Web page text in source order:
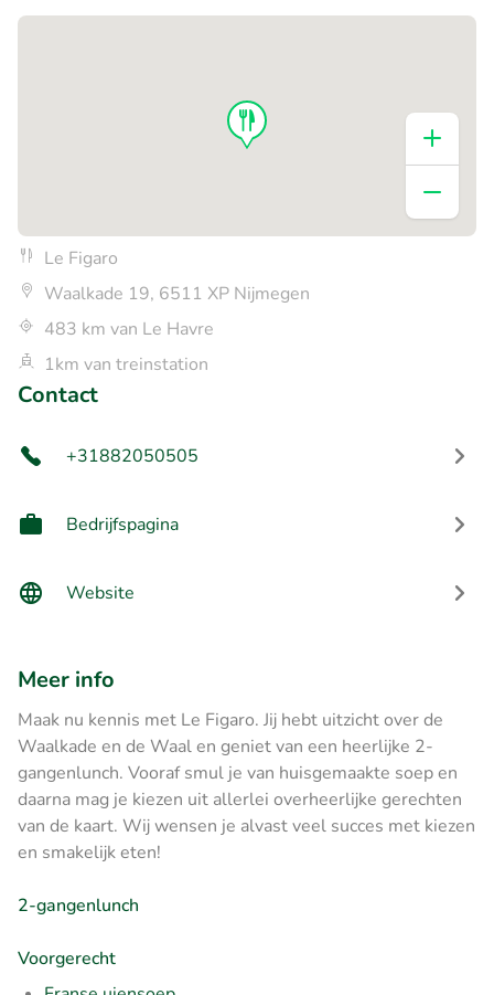
Le Figaro
Waalkade 19, 6511 XP Nijmegen
483 km van Le Havre
1km van treinstation
Contact
+31882050505
Bedrijfspagina
Website
Meer info
Maak nu kennis met Le Figaro. Jij hebt uitzicht over de
Waalkade en de Waal en geniet van een heerlijke 2-
gangenlunch. Vooraf smul je van huisgemaakte soep en
daarna mag je kiezen uit allerlei overheerlijke gerechten
van de kaart. Wij wensen je alvast veel succes met kiezen
en smakelijk eten!
2-gangenlunch
Voorgerecht